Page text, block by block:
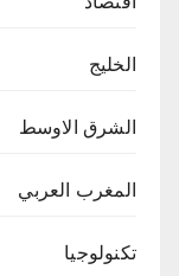
الخليج
الشرق الاوسط
المغرب العربي
تكنولوجيا